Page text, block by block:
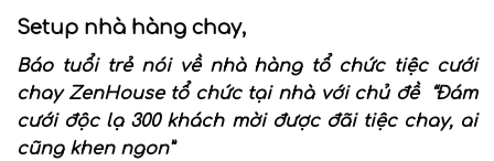
Setup nhà hàng chay,
Báo tuổi trẻ nói về nhà hàng tổ chức tiệc cưới
chayZenHouse tổ chức tại nhà với chủ đề “Đám
cưới độc lạ 300 khách mời được đãi tiệc chay, ai
cũng khen ngon”